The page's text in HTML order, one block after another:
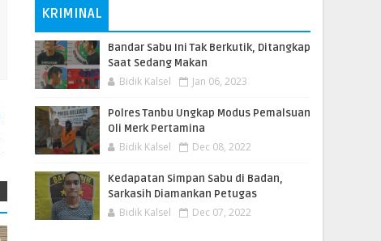
KRIMINAL
Bandar Sabu Ini Tak Berkutik, Ditangkap
Saat Sedang Makan
Bidik Kalsel Jan 06, 2023
Polres Tanbu Ungkap Modus Pemalsuan
Oli Merk Pertamina
Bidik Kalsel Dec 08, 2022
Kedapatan Simpan Sabu di Badan,
Sarkasih Diamankan Petugas
Bidik Kalsel Dec 07, 2022